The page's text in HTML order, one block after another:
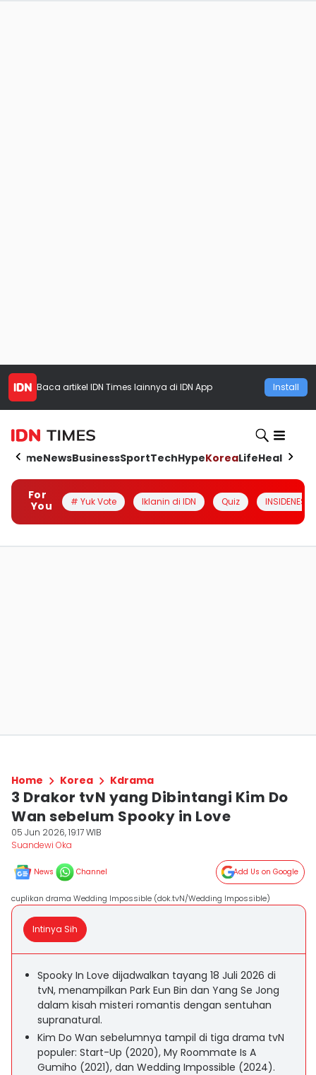
Baca artikel IDN Times lainnya di IDN App Install
HomeNewsBusinessSportTechHypeKoreaLifeHealth
For
You
# Yuk Vote Iklanin di IDN Quiz INSIDENESIA
Home Korea Kdrama
3 Drakor tvN yang Dibintangi Kim Do
Wan sebelum Spooky in Love
05 Jun 2026, 19:17 WIB
Suandewi Oka
News Channel Add Us on Google
cuplikan drama Wedding Impossible (dok.tvN/Wedding Impossible)
Intinya Sih
Spooky In Love dijadwalkan tayang 18 Juli 2026 di
tvN, menampilkan Park Eun Bin dan Yang Se Jong
dalam kisah misteri romantis dengan sentuhan
supranatural.
Kim Do Wan sebelumnya tampil di tiga drama tvN
populer: Start-Up (2020), My Roommate Is A
Gumiho (2021), dan Wedding Impossible (2024).